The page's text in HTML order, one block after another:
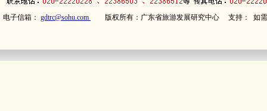
电子信箱： gdtrc@sohu.com 版权所有：广东省旅游发展研究中心 支持： 如需